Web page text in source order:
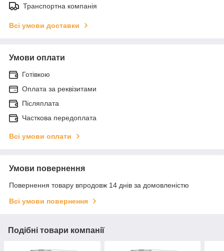
Транспортна компанія
Всі умови доставки
Умови оплати
Готівкою
Оплата за реквізитами
Післяплата
Часткова передоплата
Всі умови оплати
Умови повернення
Повернення товару впродовж 14 днів за домовленістю
Всі умови повернення
Подібні товари компанії